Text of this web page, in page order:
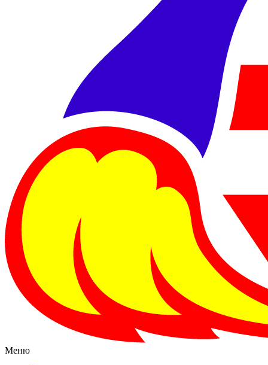
Меню